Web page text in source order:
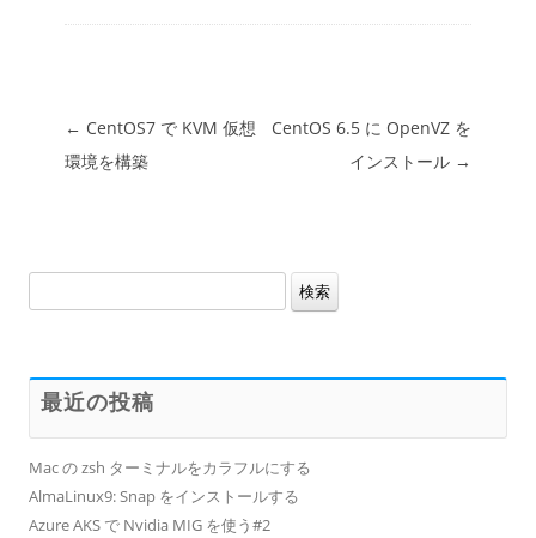
投稿ナビゲーション
← CentOS7 で KVM 仮想
環境を構築
CentOS 6.5 に OpenVZ を
インストール →
索:
最近の投稿
Mac の zsh ターミナルをカラフルにする
AlmaLinux9: Snap をインストールする
Azure AKS で Nvidia MIG を使う#2